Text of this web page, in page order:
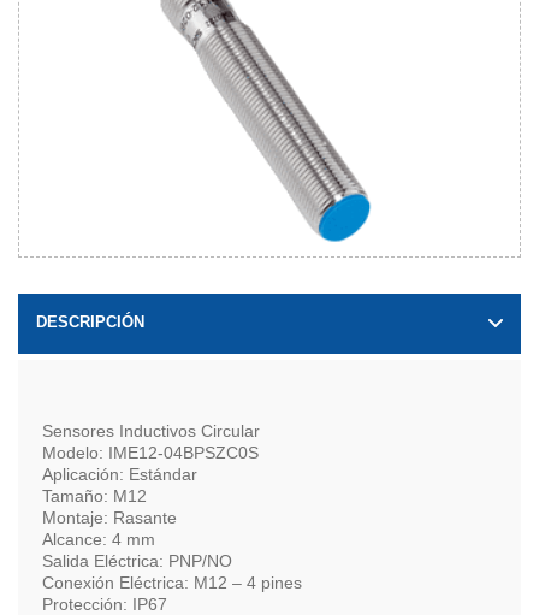
DESCRIPCIÓN
Sensores Inductivos Circular
Modelo: IME12-04BPSZC0S
Aplicación: Estándar
Tamaño: M12
Montaje: Rasante
Alcance: 4 mm
Salida Eléctrica: PNP/NO
Conexión Eléctrica: M12 – 4 pines
Protección: IP67